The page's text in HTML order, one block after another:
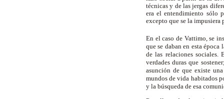
técnicas y de las jergas
era el entendimiento sólo
excepto que se la impusiera
En el caso de Vattimo, se
que se daban en esta
de las relaciones
verdades duras que
asunción de que existe
mundos de vida habitados
y la búsqueda de esa